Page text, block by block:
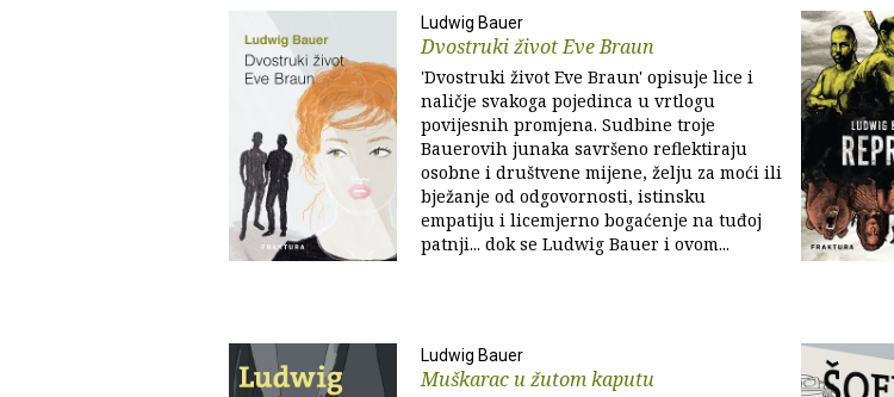
Ludwig Bauer
Dvostruki život Eve Braun
'Dvostruki život Eve Braun' opisuje lice i
naličje svakoga pojedinca u vrtlogu
povijesnih promjena. Sudbine troje
Bauerovih junaka savršeno reflektiraju
osobne i društvene mijene, želju za moći ili
bježanje od odgovornosti, istinsku
empatiju i licemjerno bogaćenje na tuđoj
patnji... dok se Ludwig Bauer i ovom...
Ludwig Bauer
Muškarac u žutom kaputu